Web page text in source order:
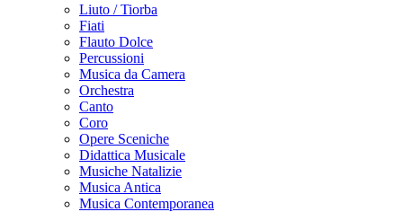
Liuto / Tiorba
Fiati
Flauto Dolce
Percussioni
Musica da Camera
Orchestra
Canto
Coro
Opere Sceniche
Didattica Musicale
Musiche Natalizie
Musica Antica
Musica Contemporanea